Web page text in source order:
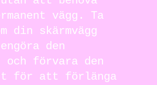
vägg. Ta
din skärmvägg
den
och förvara den
för att förlänga